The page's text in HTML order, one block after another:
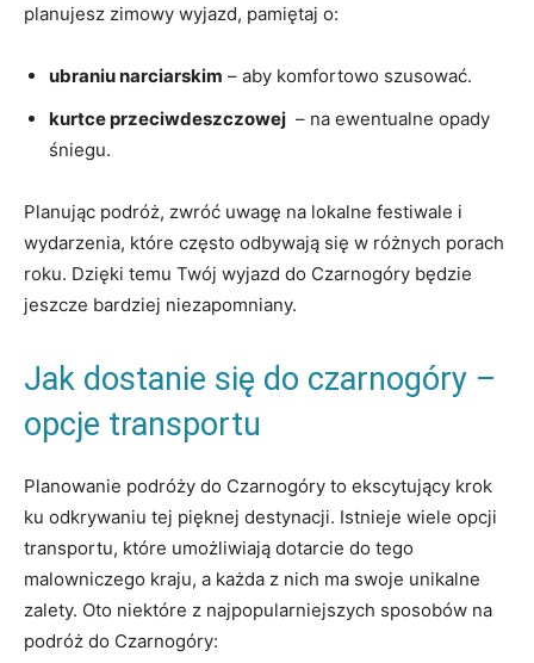
planujesz zimowy ⁤wyjazd, pamiętaj o:
ubraniu narciarskim – aby komfortowo szusować.
kurtce przeciwdeszczowej ⁣ – na⁣ ewentualne opady
‍śniegu.
Planując podróż, zwróć uwagę na ‍lokalne festiwale ‍i
wydarzenia, które często odbywają‌ się w różnych ‌porach
roku. Dzięki temu Twój wyjazd do Czarnogóry będzie
jeszcze bardziej⁣ niezapomniany.
Jak dostanie się do czarnogóry –
opcje transportu
Planowanie podróży ⁣do Czarnogóry to ekscytujący krok
ku odkrywaniu tej pięknej destynacji. Istnieje wiele opcji
transportu,⁤ które umożliwiają‌ dotarcie do tego‍
malowniczego kraju, a każda z nich ma swoje unikalne
zalety. Oto niektóre z najpopularniejszych sposobów ⁢na
podróż do Czarnogóry: